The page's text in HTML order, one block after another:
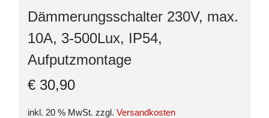
Dämmerungsschalter 230V, max.
10A, 3-500Lux, IP54,
Aufputzmontage
€ 30,90
inkl. 20 % MwSt. zzgl. Versandkosten